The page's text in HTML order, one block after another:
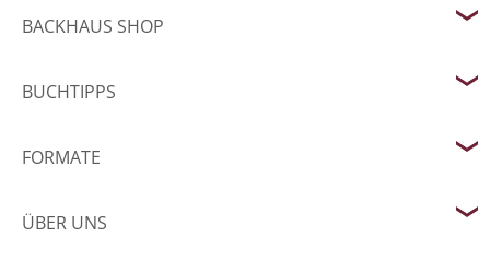
BACKHAUS SHOP
BUCHTIPPS
FORMATE
ÜBER UNS